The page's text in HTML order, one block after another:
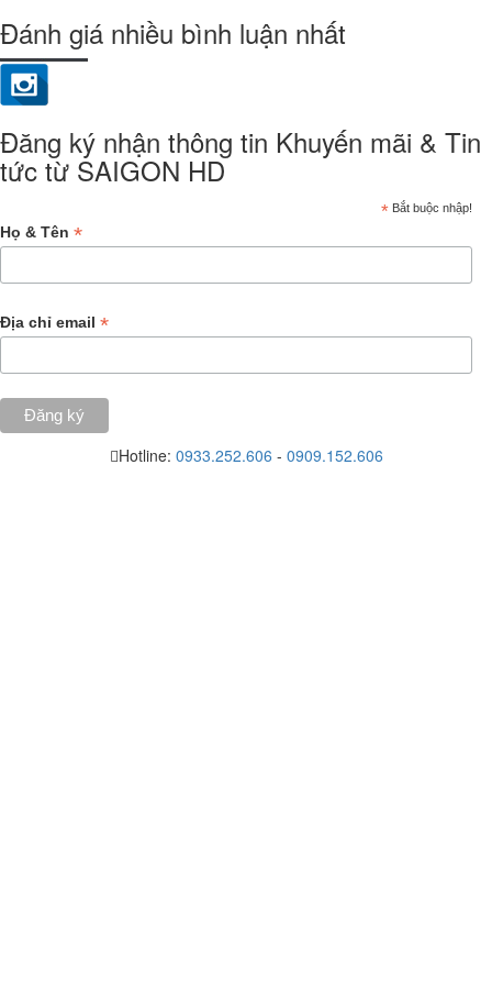
Đánh giá nhiều bình luận nhất
Đăng ký nhận thông tin Khuyến mãi & Tin
tức từ SAIGON HD
* Bắt buộc nhập!
Họ & Tên *
Địa chỉ email *
Hotline: 0933.252.606 - 0909.152.606